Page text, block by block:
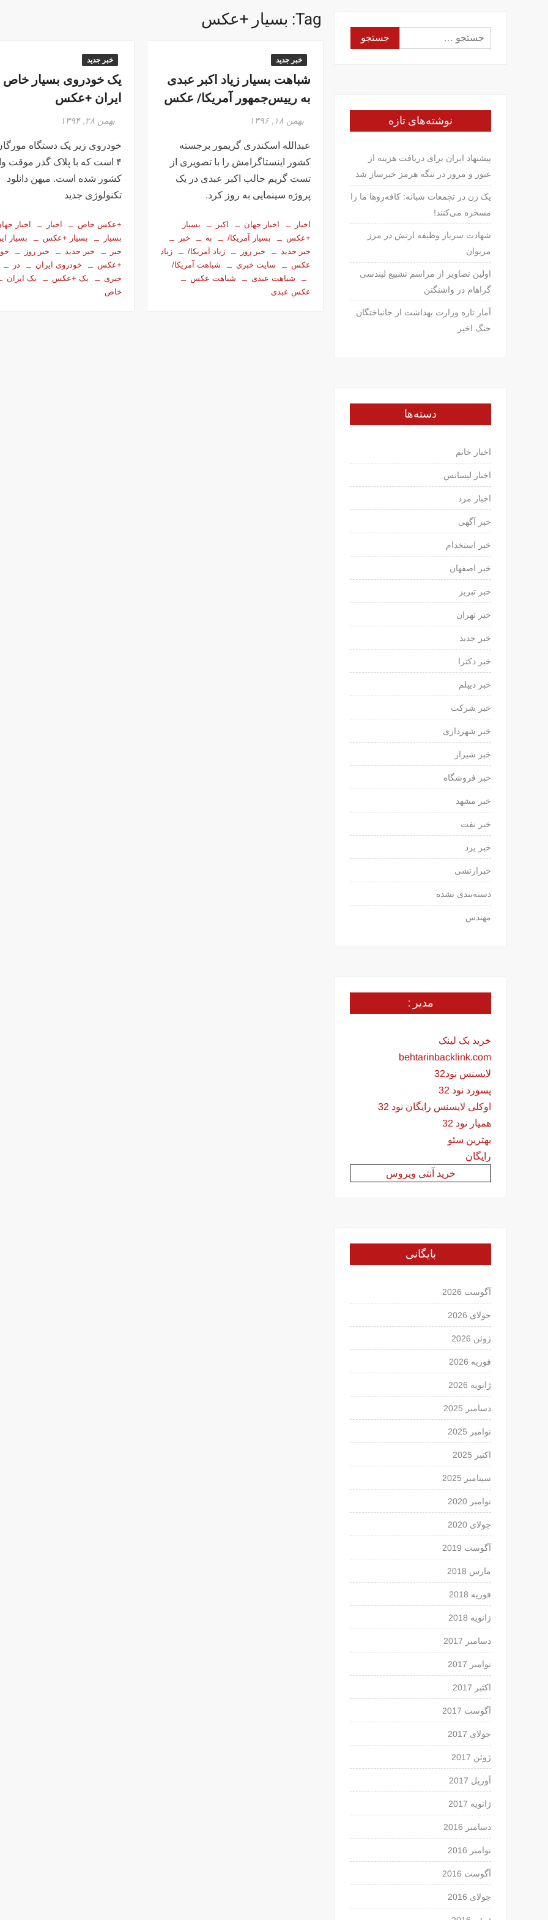
Tag: بسیار +عکس
خبر جدید
شباهت بسیار زیاد اکبر عبدی
به رییس‌جمهور آمریکا/ عکس
بهمن ۱۸, ۱۳۹۶
عبدالله اسکندری گریمور برجسته
کشور اینستاگرامش را با تصویری از
تست گریم جالب اکبر عبدی در یک
پروژه سینمایی به روز کرد.
اخبار اخبار جهان اکبر
بسیار
+عکس
بسیار آمریکا/ به
خبر
خبر جدید
خبر روز زیاد آمریکا/
زیاد
عکس
سایت خبری
شباهت آمریکا/
شباهت عبدی
شباهت عکس
عکس عبدی
خبر جدید
یک خودروی بسیار خاص
ایران +عکس
بهمن ۲۸, ۱۳۹۴
خودروی زیر یک دستگاه
۴ است که با پلاک گذر موقت
کشور شده است. میهن دانلود
تکنولوژی جدید
+عکس خاص اخبار
اخبار
بسیار
بسیار +عکس
بسیار
خبر
خبر جدید خبر روز
+عکس
خودروی ایران
در
خبری
یک +عکس
یک ایران
خاص
جستجو
برای:
نوشته‌های تازه
پیشنهاد ایران برای دریافت هزینه از
عبور و مرور در تنگه هرمز خبرساز شد
یک زن در تجمعات شبانه: کافه‌روها ما را
مسخره می‌کنند!
شهادت سرباز وظیفه ارتش در مرز
مریوان
اولین تصاویر از مراسم تشییع لیندسی
گراهام در واشنگتن
آمار تازه وزارت بهداشت از جانباختگان
جنگ اخیر
دسته‌ها
اخبار خانم
اخبار لیسانس
اخبار مرد
خبر آگهی
خبر استخدام
خبر اصفهان
خبر تبریز
خبر تهران
خبر جدید
خبر دکترا
خبر دیپلم
خبر شرکت
خبر شهرداری
خبر شیراز
خبر فروشگاه
خبر مشهد
خبر نفت
خبر یزد
خبرارتشی
دسته‌بندی نشده
مهندس
مدیر :
خرید بک لینک
behtarinbacklink.com
لایسنس نود32
پسورد نود 32
اوکلی لایسنس رایگان نود 32
همیار نود 32
بهترین سئو
رایگان
خرید آنتی ویروس
بایگانی
آگوست 2026
جولای 2026
ژوئن 2026
فوریه 2026
ژانویه 2026
دسامبر 2025
نوامبر 2025
اکتبر 2025
سپتامبر 2025
نوامبر 2020
جولای 2020
آگوست 2019
مارس 2018
فوریه 2018
ژانویه 2018
دسامبر 2017
نوامبر 2017
اکتبر 2017
آگوست 2017
جولای 2017
ژوئن 2017
آوریل 2017
ژانویه 2017
دسامبر 2016
نوامبر 2016
آگوست 2016
جولای 2016